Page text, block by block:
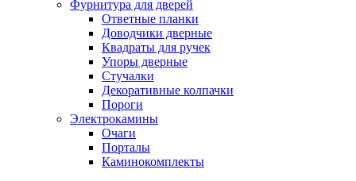
Фурнитура для дверей
Ответные планки
Доводчики дверные
Квадраты для ручек
Упоры дверные
Стучалки
Декоративные колпачки
Пороги
Электрокамины
Очаги
Порталы
Каминокомплекты